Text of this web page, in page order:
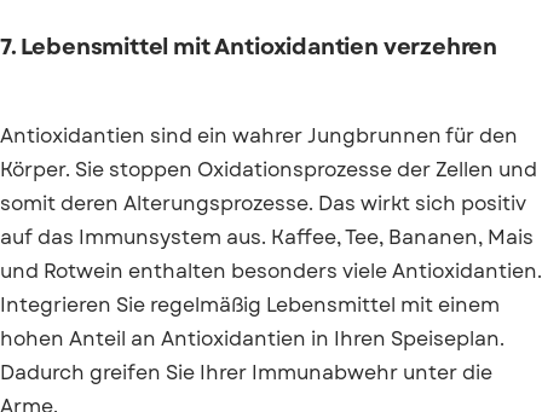
7. Lebensmittel mit Antioxidantien verzehren
Antioxidantien sind ein wahrer Jungbrunnen für den
Körper. Sie stoppen Oxidationsprozesse der Zellen und
somit deren Alterungsprozesse. Das wirkt sich positiv
auf das Immunsystem aus. Kaffee, Tee, Bananen, Mais
und Rotwein enthalten besonders viele Antioxidantien.
Integrieren Sie regelmäßig Lebensmittel mit einem
hohen Anteil an Antioxidantien in Ihren Speiseplan.
Dadurch greifen Sie Ihrer Immunabwehr unter die